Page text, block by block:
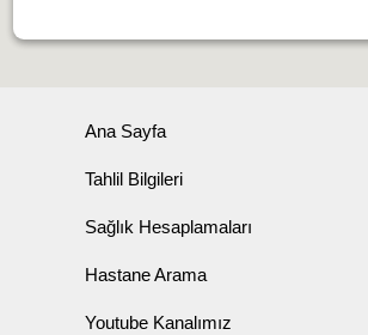
Ana Sayfa
Tahlil Bilgileri
Sağlık Hesaplamaları
Hastane Arama
Youtube Kanalımız